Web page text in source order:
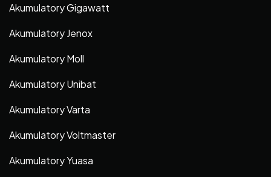
Akumulatory Gigawatt
Akumulatory Jenox
Akumulatory Moll
Akumulatory Unibat
Akumulatory Varta
Akumulatory Voltmaster
Akumulatory Yuasa